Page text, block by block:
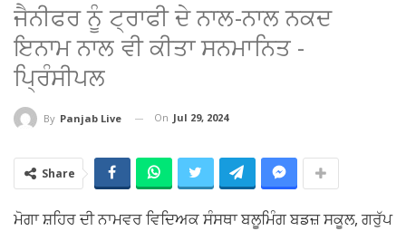
ਜੈਨੀਫਰ ਨੂੰ ਟ੍ਰਾਫੀ ਦੇ ਨਾਲ-ਨਾਲ ਨਕਦ
ਇਨਾਮ ਨਾਲ ਵੀ ਕੀਤਾ ਸਨਮਾਨਿਤ -
ਪ੍ਰਿੰਸੀਪਲ
By Panjab Live On Jul 29, 2024
Share
ਮੋਗਾ ਸ਼ਹਿਰ ਦੀ ਨਾਮਵਰ ਵਿਦਿਅਕ ਸੰਸਥਾ ਬਲੂਮਿੰਗ ਬਡਜ਼ ਸਕੂਲ, ਗਰੁੱਪ